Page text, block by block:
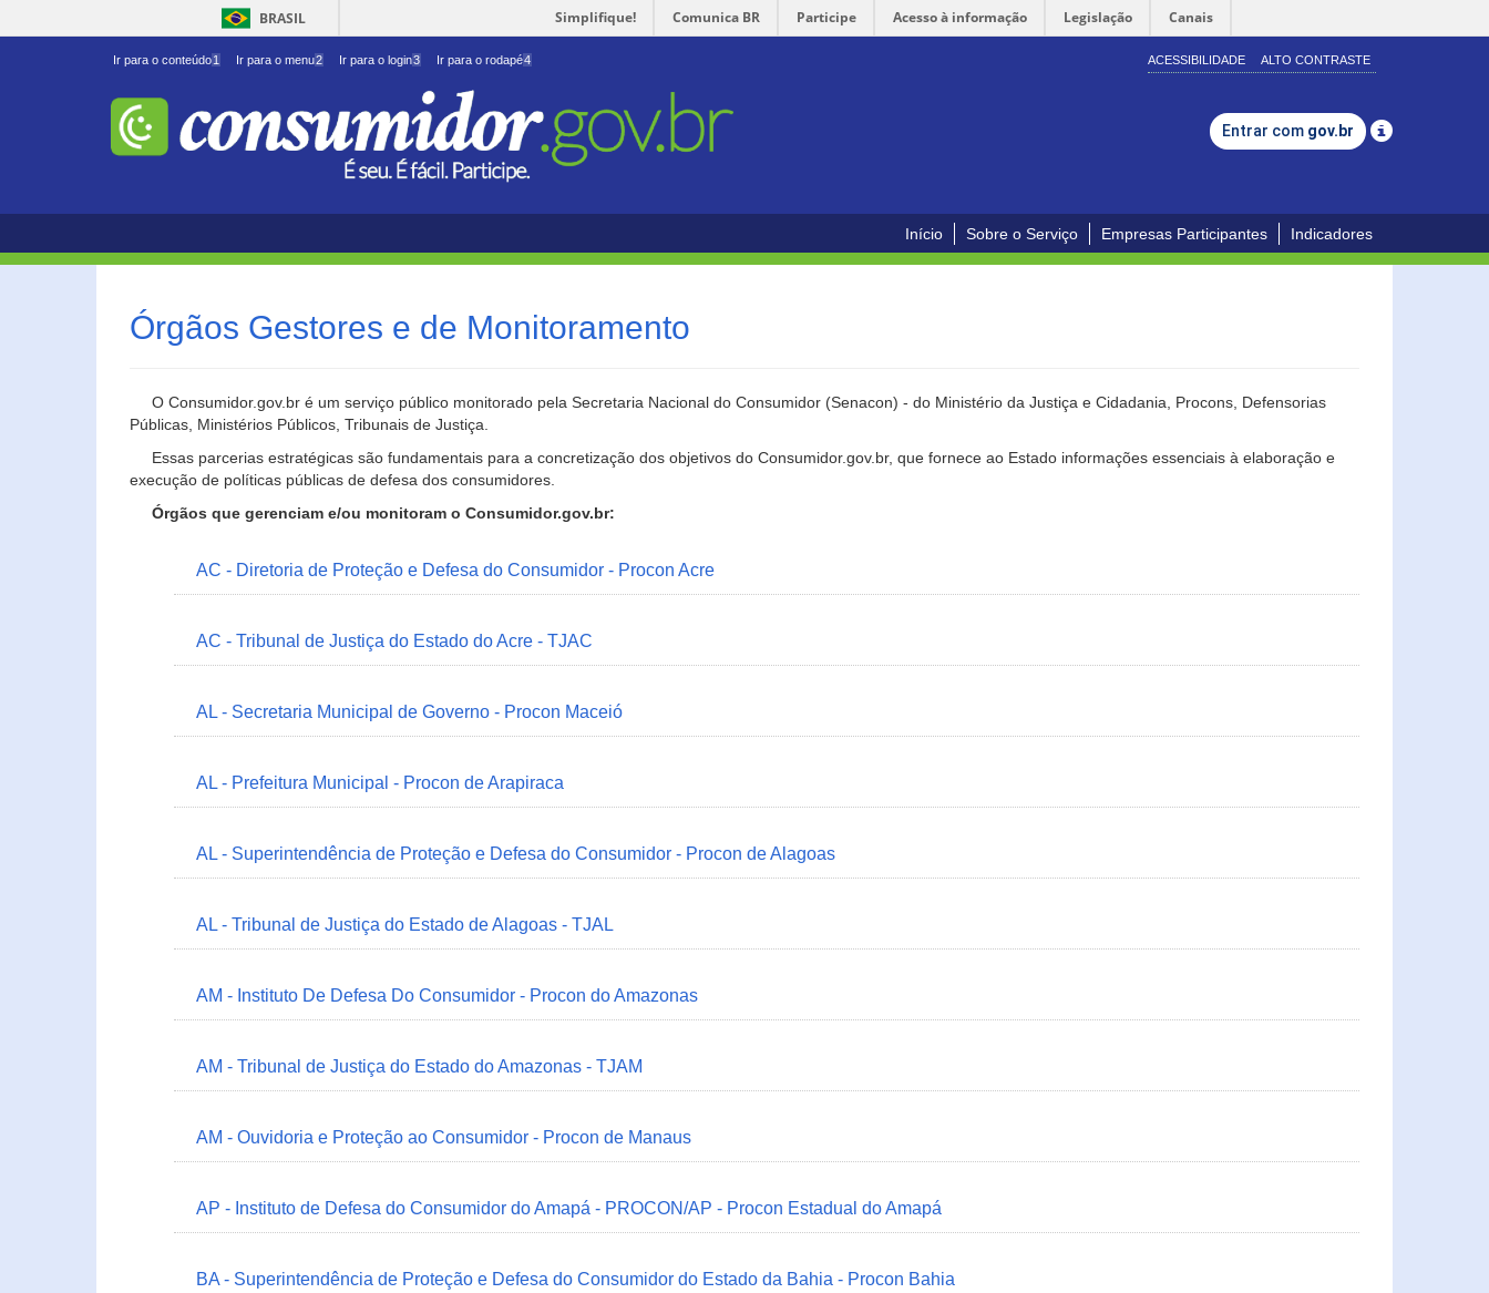
BRASIL Simplifique! Comunica BR Participe Acesso à informação Legislação Canais
Ir para o conteúdo1 Ir para o menu2 Ir para o login3 Ir para o rodapé4 ACESSIBILIDADE ALTO CONTRASTE
Entrar com gov.br
Início Sobre o Serviço Empresas Participantes Indicadores
Órgãos Gestores e de Monitoramento
O Consumidor.gov.br é um serviço público monitorado pela Secretaria Nacional do Consumidor (Senacon) - do Ministério da Justiça e Cidadania, Procons, Defensorias
Públicas, Ministérios Públicos, Tribunais de Justiça.
Essas parcerias estratégicas são fundamentais para a concretização dos objetivos do Consumidor.gov.br, que fornece ao Estado informações essenciais à elaboração e
execução de políticas públicas de defesa dos consumidores.
Órgãos que gerenciam e/ou monitoram o Consumidor.gov.br:
AC - Diretoria de Proteção e Defesa do Consumidor - Procon Acre
AC - Tribunal de Justiça do Estado do Acre - TJAC
AL - Secretaria Municipal de Governo - Procon Maceió
AL - Prefeitura Municipal - Procon de Arapiraca
AL - Superintendência de Proteção e Defesa do Consumidor - Procon de Alagoas
AL - Tribunal de Justiça do Estado de Alagoas - TJAL
AM - Instituto De Defesa Do Consumidor - Procon do Amazonas
AM - Tribunal de Justiça do Estado do Amazonas - TJAM
AM - Ouvidoria e Proteção ao Consumidor - Procon de Manaus
AP - Instituto de Defesa do Consumidor do Amapá - PROCON/AP - Procon Estadual do Amapá
BA - Superintendência de Proteção e Defesa do Consumidor do Estado da Bahia - Procon Bahia